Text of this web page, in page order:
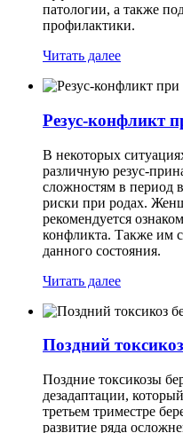
патологии, а также
профилактики.
Читать далее
Резус-конфликт
В некоторых
различную резус-
сложностям в период
риски при родах.
рекомендуется
конфликта. Также им
данного состояния.
Читать далее
Поздний
Поздние токсикозы
дезадаптации,
третьем триместре
развитие ряда